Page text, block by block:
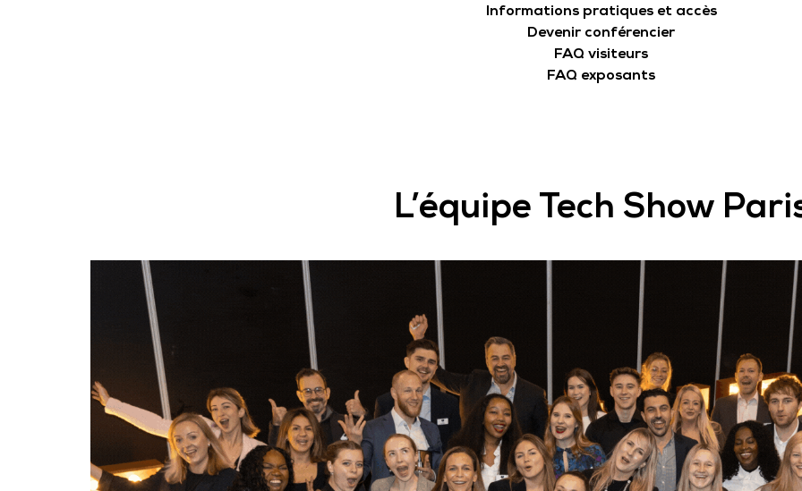
Informations pratiques et accès
Devenir conférencier
FAQ visiteurs
FAQ exposants
L’équipe Tech Show